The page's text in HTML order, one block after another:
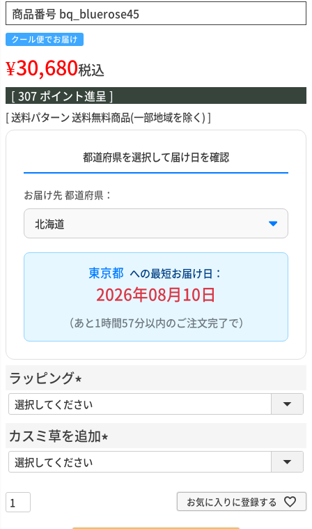
商品番号 bq_bluerose45
クール便でお届け
¥30,680税込
[ 307 ポイント進呈 ]
送料パターン送料無料商品(一部地域を除く)
都道府県を選択して届け日を確認
お届け先 都道府県：
東京都 への最短お届け日：
2026年08月10日
（あと1時間57分以内のご注文完了で）
ラッピング
(
須
)
カスミ草を追加
お気に入りに登録する